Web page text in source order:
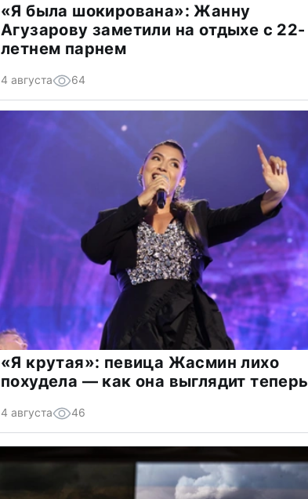
«Я была шокирована»: Жанну
Агузарову заметили на отдыхе с 22-
летнем парнем
4 августа 64
«Я крутая»: певица Жасмин лихо
похудела — как она выглядит теперь
4 августа 46